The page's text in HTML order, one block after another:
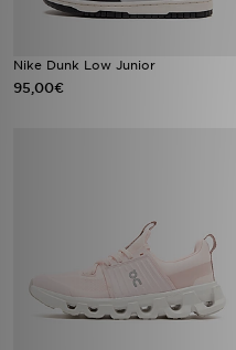
Nike Dunk Low Junior
95,00€